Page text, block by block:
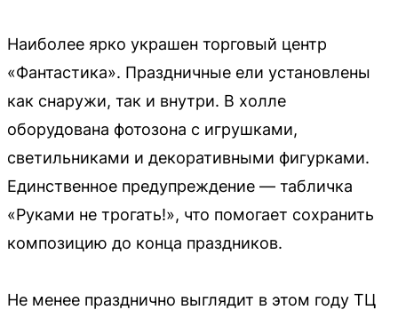
Наиболее ярко украшен торговый центр
«Фантастика». Праздничные ели установлены
как снаружи, так и внутри. В холле
оборудована фотозона с игрушками,
светильниками и декоративными фигурками.
Единственное предупреждение — табличка
«Руками не трогать!», что помогает сохранить
композицию до конца праздников.
Не менее празднично выглядит в этом году ТЦ